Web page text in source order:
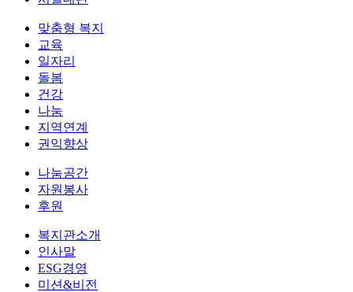
맞춤형 복지
교육
일자리
돌봄
건강
나눔
지역연계
권익향상
나눔공간
자원봉사
후원
복지관소개
인사말
ESG경영
미션&비전